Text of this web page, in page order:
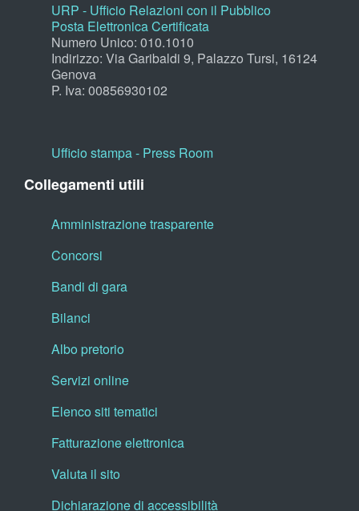
URP - Ufficio Relazioni con il Pubblico
Posta Elettronica Certificata
Numero Unico: 010.1010
Indirizzo: Via Garibaldi 9, Palazzo Tursi, 16124
Genova
P. Iva: 00856930102
Ufficio stampa - Press Room
Collegamenti utili
Amministrazione trasparente
Concorsi
Bandi di gara
Bilanci
Albo pretorio
Servizi online
Elenco siti tematici
Fatturazione elettronica
Valuta il sito
Dichiarazione di accessibilità